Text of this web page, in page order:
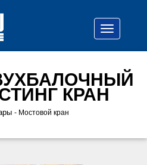
КРАН
Мостовой кран